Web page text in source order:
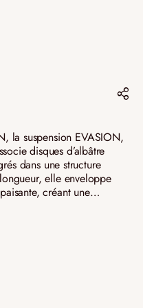
Partager sur :
Pinterest
Instagram
la suspension EVASION,
disques d’albâtre
dans une structure
elle enveloppe
créant une